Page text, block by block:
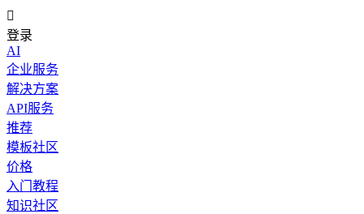

登录
AI
企业服务
解决方案
API服务
推荐
模板社区
价格
入门教程
知识社区